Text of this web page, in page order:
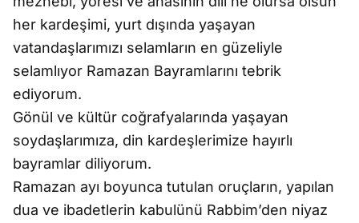
her kardeşimi, yurt dışında yaşayan
vatandaşlarımızı selamların en güzeliyle
selamlıyor Ramazan Bayramlarını tebrik
ediyorum.
Gönül ve kültür coğrafyalarında yaşayan
soydaşlarımıza, din kardeşlerimize hayırlı
bayramlar diliyorum.
Ramazan ayı boyunca tutulan oruçların, yapılan
dua ve ibadetlerin kabulünü Rabbim’den niyaz